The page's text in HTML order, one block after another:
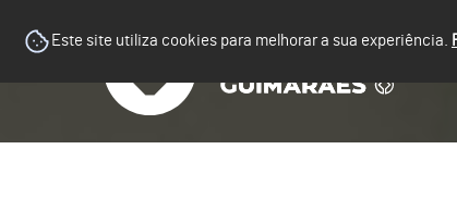
Este site utiliza cookies para melhorar a sua experiência.